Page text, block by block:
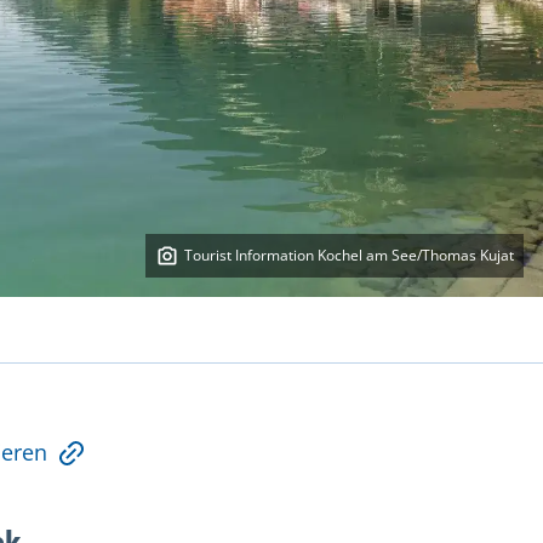
Tourist Information Kochel am See/Thomas Kujat